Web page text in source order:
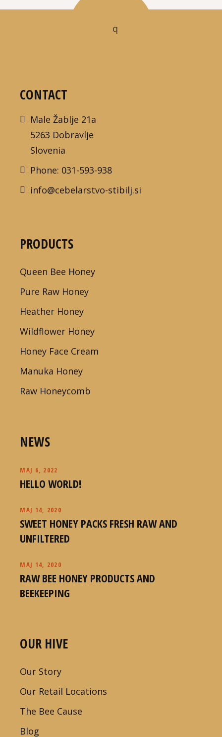
CONTACT
Male Žablje 21a
5263 Dobravlje
Slovenia
Phone: 031-593-938
info@cebelarstvo-stibilj.si
PRODUCTS
Queen Bee Honey
Pure Raw Honey
Heather Honey
Wildflower Honey
Honey Face Cream
Manuka Honey
Raw Honeycomb
NEWS
MAJ 6, 2022
HELLO WORLD!
MAJ 14, 2020
SWEET HONEY PACKS FRESH RAW AND
UNFILTERED
MAJ 14, 2020
RAW BEE HONEY PRODUCTS AND
BEEKEEPING
OUR HIVE
Our Story
Our Retail Locations
The Bee Cause
Blog